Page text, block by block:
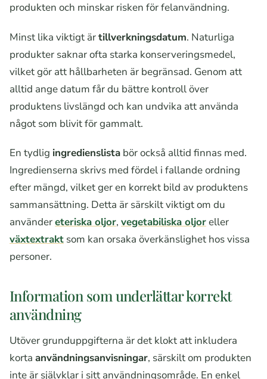
produkten och minskar risken för felanvändning.
Minst lika viktigt ärtillverkningsdatum. Naturliga
produkter saknar ofta starka konserveringsmedel,
vilket gör att hållbarheten är begränsad. Genom att
alltid ange datum får du bättre kontroll över
produktens livslängd och kan undvika att använda
något som blivit för gammalt.
En tydlig ingredienslista bör också alltid finnas med.
Ingredienserna skrivs med fördel i fallande ordning
efter mängd, vilket ger en korrekt bild av produktens
sammansättning. Detta är särskilt viktigt om du
användereteriska oljor, vegetabiliska oljoreller
växtextrakt som kan orsaka överkänslighet hos vissa
personer.
Information som underlättar korrekt
användning
Utöver grunduppgifterna är det klokt att inkludera
korta användningsanvisningar, särskilt om produkten
inte är självklar i sitt användningsområde. En enkel